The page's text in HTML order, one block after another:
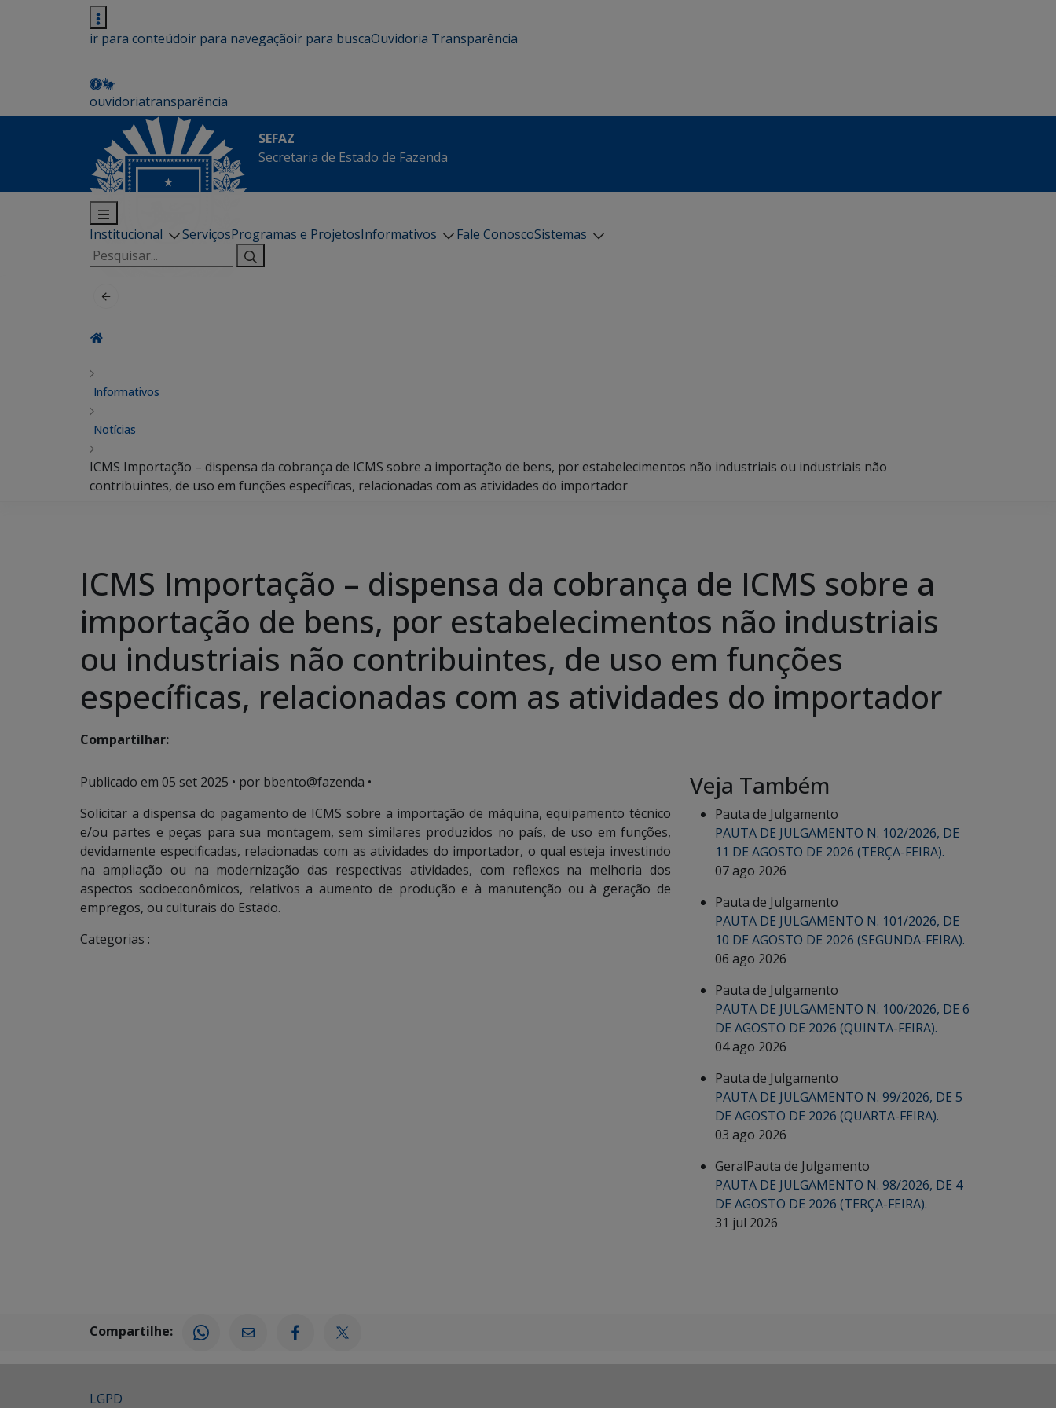
ir para conteúdoir para navegaçãoir para buscaOuvidoria Transparência
ouvidoriatransparência
SEFAZ
Secretaria de Estado de Fazenda
Institucional ServiçosProgramas e ProjetosInformativos Fale ConoscoSistemas
Pesquisar
por:
Informativos
Notícias
ICMS Importação – dispensa da cobrança de ICMS sobre a importação de bens, por estabelecimentos não industriais ou industriais não
contribuintes, de uso em funções específicas, relacionadas com as atividades do importador
ICMS Importação – dispensa da cobrança de ICMS sobre a
importação de bens, por estabelecimentos não industriais
ou industriais não contribuintes, de uso em funções
específicas, relacionadas com as atividades do importador
Compartilhar:
Publicado em 05 set 2025 • por bbento@fazenda •
Solicitar a dispensa do pagamento de ICMS sobre a importação de máquina, equipamento técnico
e/ou partes e peças para sua montagem, sem similares produzidos no país, de uso em funções,
devidamente especificadas, relacionadas com as atividades do importador, o qual esteja investindo
na ampliação ou na modernização das respectivas atividades, com reflexos na melhoria dos
aspectos socioeconômicos, relativos a aumento de produção e à manutenção ou à geração de
empregos, ou culturais do Estado.
Categorias :
Veja Também
Pauta de Julgamento
PAUTA DE JULGAMENTO N. 102/2026, DE
11 DE AGOSTO DE 2026 (TERÇA-FEIRA).
07 ago 2026
Pauta de Julgamento
PAUTA DE JULGAMENTO N. 101/2026, DE
10 DE AGOSTO DE 2026 (SEGUNDA-FEIRA).
06 ago 2026
Pauta de Julgamento
PAUTA DE JULGAMENTO N. 100/2026, DE 6
DE AGOSTO DE 2026 (QUINTA-FEIRA).
04 ago 2026
Pauta de Julgamento
PAUTA DE JULGAMENTO N. 99/2026, DE 5
DE AGOSTO DE 2026 (QUARTA-FEIRA).
03 ago 2026
GeralPauta de Julgamento
PAUTA DE JULGAMENTO N. 98/2026, DE 4
DE AGOSTO DE 2026 (TERÇA-FEIRA).
31 jul 2026
Compartilhe:
LGPD